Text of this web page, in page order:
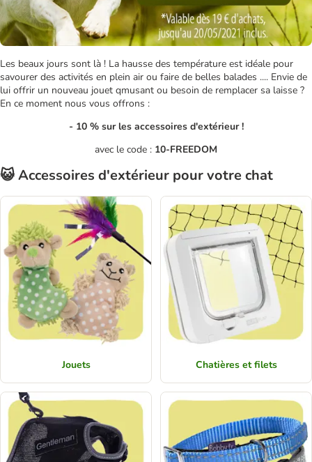
Les beaux jours sont là ! La hausse des température est idéale pour
savourer des activités en plein air ou faire de belles balades .... Envie de
lui offrir un nouveau jouet qmusant ou besoin de remplacer sa laisse ?
En ce moment nous vous offrons :
- 10 % sur les accessoires d'extérieur !
avec le code : 10-FREEDOM
😺 Accessoires d'extérieur pour votre chat
Jouets Chatières et filets